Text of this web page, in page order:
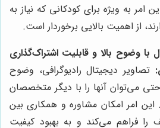
امر به ویژه برای کودکانی که نیاز به
از اهمیت بالایی برخوردار است.
با وضوح بالا و قابلیت اشتراک‌گذاری
تصاویر دیجیتال رادیوگرافی، وضوح
می‌توان آنها را با دیگر متخصصان
امر امکان مشاوره و همکاری بین
را فراهم می‌کند و به بهبود کیفیت